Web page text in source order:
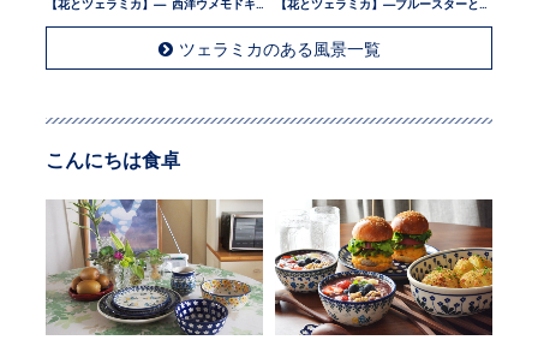
ツェラミカのある風景一覧
こんにちは食卓